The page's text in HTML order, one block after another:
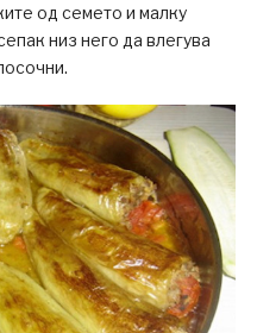
од семето и малку
низ него да влегува